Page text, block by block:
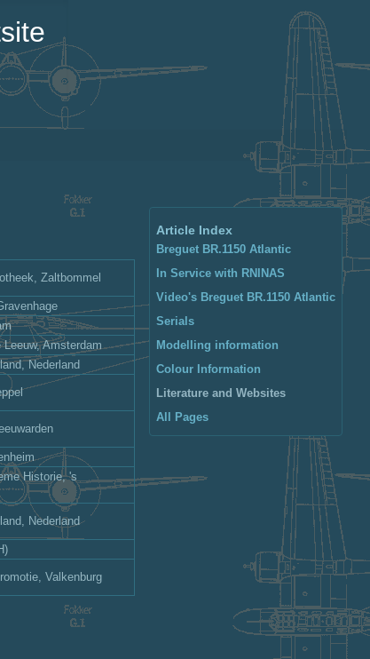
Article Index
Breguet BR.1150 Atlantic
In Service with RNlNAS
Video's Breguet BR.1150 Atlantic
Serials
Modelling information
Colour Information
Literature and Websites
All Pages
Zaltbommel
Amsterdam
Nederland
Historie, 's
Nederland
Valkenburg